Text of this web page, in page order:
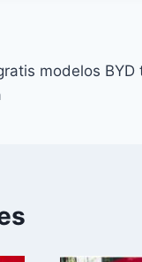
modelos BYD